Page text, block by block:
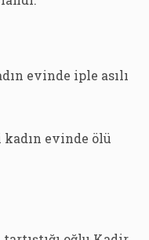
evinde iple asılı
evinde ölü